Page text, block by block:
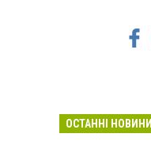
ОСТАННІ НОВИНИ